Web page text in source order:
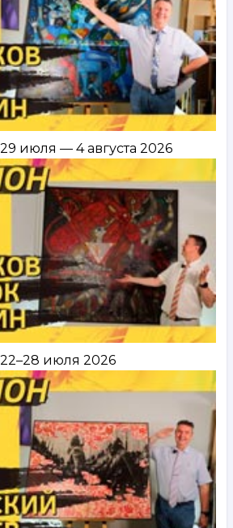
июля — 4 августа 2026
июля 2026